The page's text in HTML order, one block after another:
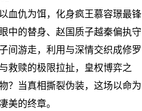
血仇为饵，化身疯王慕容璟最锋
中的替身、赵国质子越秦偏执守
间游走，利用与深情交织成修罗
救赎的极限拉扯，皇权博弈之
？当真相撕裂伪装，这场以命为
美的终章。